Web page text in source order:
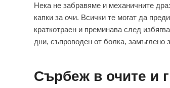
Нека не забравяме и механичните
капки за очи. Всички те могат да
краткотраен и преминава след
дни, съпроводен от болка, замъглено
Сърбеж в очите и